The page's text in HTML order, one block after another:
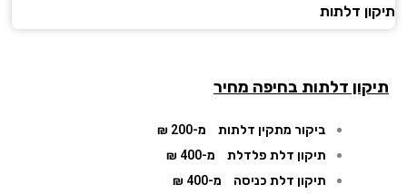
דלתות
דלתותבחיפה מחיר
ביקור מתקין דלתות
מ-200 ₪
תיקון דלת פלדלת
מ-400 ₪
תיקון דלת כניסה
מ-400 ₪